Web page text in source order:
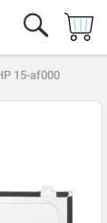
15-af000